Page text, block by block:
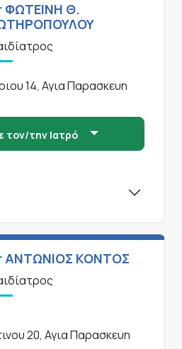
ΦΩΤΕΙΝΗ Θ.
14, Αγια Παρασκευη
τον/την Ιατρό
ΑΝΤΩΝΙΟΣ ΚΟΝΤΟΣ
20, Αγια Παρασκευη